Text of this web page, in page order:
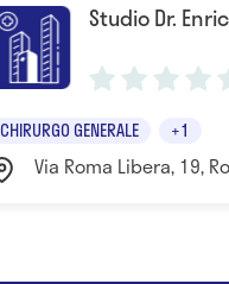
Studio Dr.
CHIRURGO GENERALE +1
Via Roma Libera, 19,